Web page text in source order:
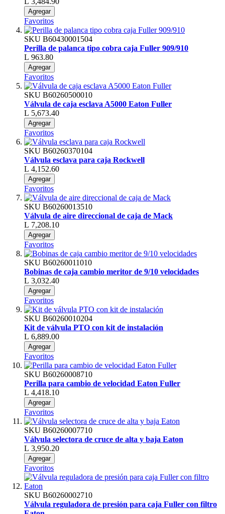
Agregar
Favoritos
SKU B60430001504
Perilla de palanca tipo cobra caja Fuller 909/910
L 963.80
Agregar
Favoritos
SKU B60260500010
Válvula de caja esclava A5000 Eaton Fuller
L 5,673.40
Agregar
Favoritos
SKU B60260370104
Válvula esclava para caja Rockwell
L 4,152.60
Agregar
Favoritos
SKU B60260013510
Válvula de aire direccional de caja de Mack
L 7,208.10
Agregar
Favoritos
SKU B60260011010
Bobinas de caja cambio meritor de 9/10 velocidades
L 3,032.40
Agregar
Favoritos
SKU B60260010204
Kit de válvula PTO con kit de instalación
L 6,889.00
Agregar
Favoritos
SKU B60260008710
Perilla para cambio de velocidad Eaton Fuller
L 4,418.10
Agregar
Favoritos
SKU B60260007710
Válvula selectora de cruce de alta y baja Eaton
L 3,950.20
Agregar
Favoritos
SKU B60260002710
Válvula reguladora de presión para caja Fuller con filtro